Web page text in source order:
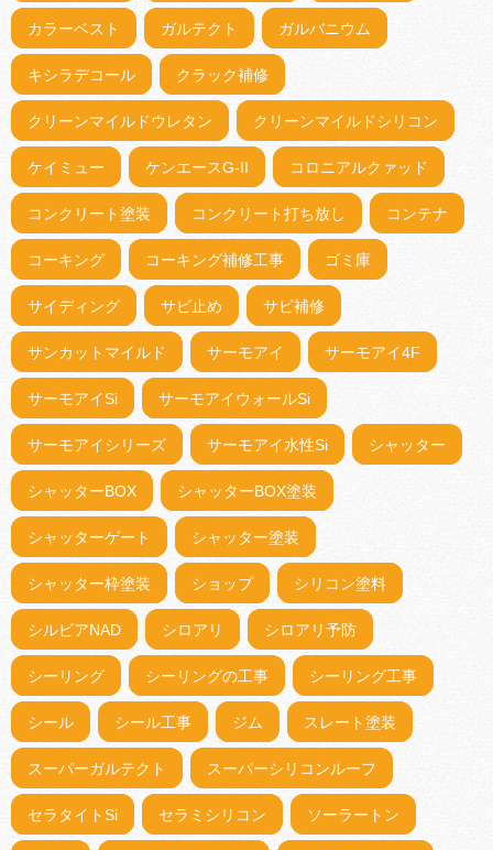
カラーベスト ガルテクト ガルバニウム
キシラデコール クラック補修
クリーンマイルドウレタン クリーンマイルドシリコン
ケイミュー ケンエースG-II コロニアルクァッド
コンクリート塗装 コンクリート打ち放し コンテナ
コーキング コーキング補修工事 ゴミ庫
サイディング サビ止め サビ補修
サンカットマイルド サーモアイ サーモアイ4F
サーモアイSi サーモアイウォールSi
サーモアイシリーズ サーモアイ水性Si シャッター
シャッターBOX シャッターBOX塗装
シャッターゲート シャッター塗装
シャッター枠塗装 ショップ シリコン塗料
シルビアNAD シロアリ シロアリ予防
シーリング シーリングの工事 シーリング工事
シール シール工事 ジム スレート塗装
スーパーガルテクト スーパーシリコンルーフ
セラタイトSi セラミシリコン ソーラートン